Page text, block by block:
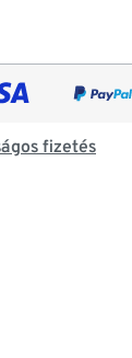
fizetés